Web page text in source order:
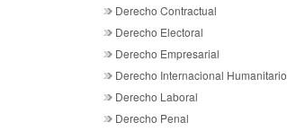
Derecho Contractual
Derecho Electoral
Derecho Empresarial
Derecho Internacional Humanitario
Derecho Laboral
Derecho Penal